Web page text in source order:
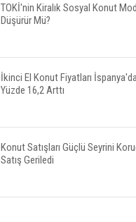
TOKİ'nin Kiralık Sosyal Konut
Düşürür Mü?
İkinci El Konut Fiyatları
Yüzde 16,2 Arttı
Konut Satışları Güçlü Seyrini
Satış Geriledi